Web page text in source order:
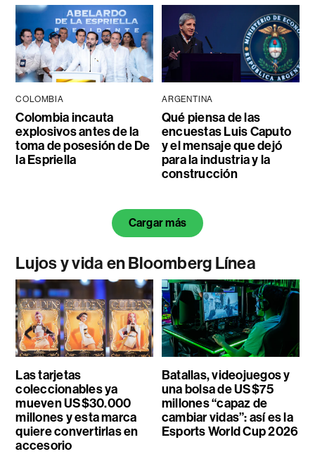
COLOMBIA
Colombia incauta
explosivos antes de la
toma de posesión de De
la Espriella
ARGENTINA
Qué piensa de las
encuestas Luis Caputo
y el mensaje que dejó
para la industria y la
construcción
Cargar más
Lujos y vida en Bloomberg Línea
Las tarjetas
coleccionables ya
mueven US$30.000
millones y esta marca
quiere convertirlas en
accesorio
Batallas, videojuegos y
una bolsa de US$75
millones “capaz de
cambiar vidas”: así es la
Esports World Cup 2026